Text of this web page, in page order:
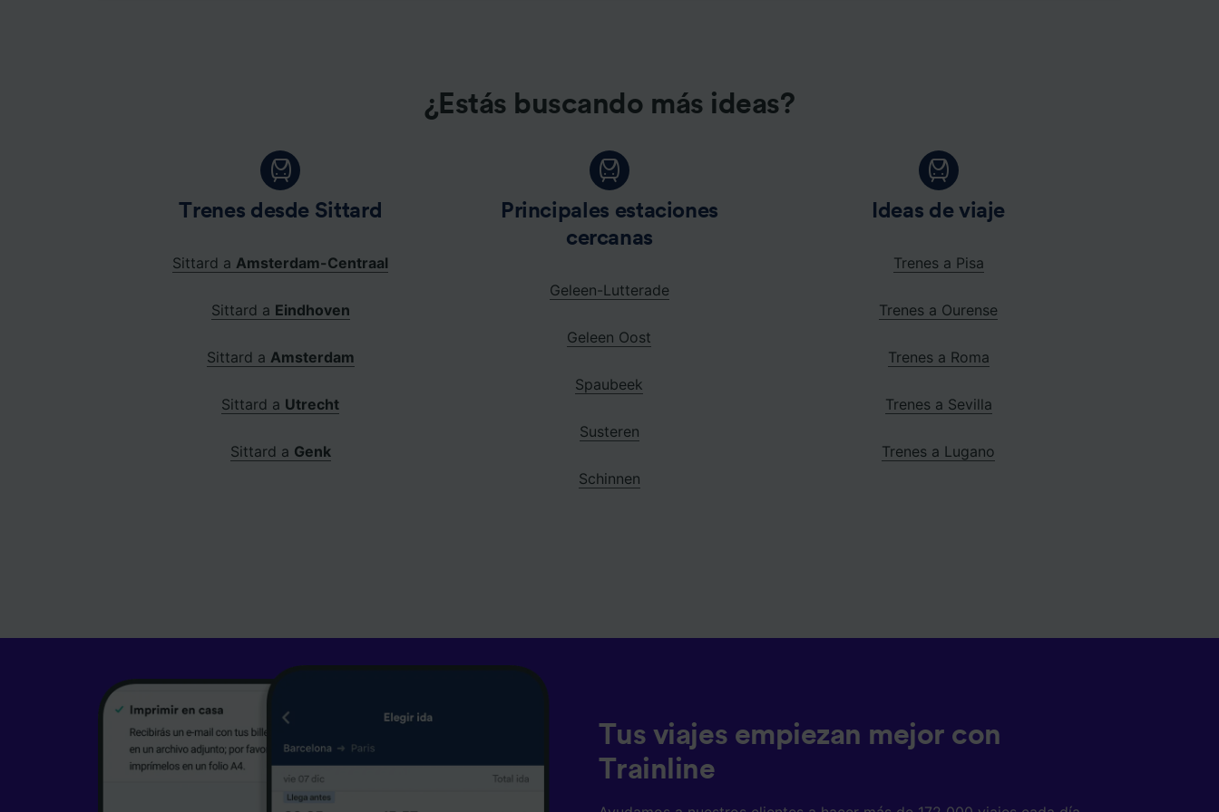
¿Estás buscando más ideas?
Trenes desde Sittard
Sittard a Amsterdam-Centraal
Sittard a Eindhoven
Sittard a Amsterdam
Sittard a Utrecht
Sittard a Genk
Principales estaciones
cercanas
Geleen-Lutterade
Geleen Oost
Spaubeek
Susteren
Schinnen
Ideas de viaje
Trenes a Pisa
Trenes a Ourense
Trenes a Roma
Trenes a Sevilla
Trenes a Lugano
Tus viajes empiezan mejor con
Trainline